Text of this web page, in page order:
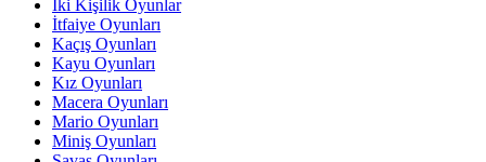
İki Kişilik Oyunlar
İtfaiye Oyunları
Kaçış Oyunları
Kayu Oyunları
Kız Oyunları
Macera Oyunları
Mario Oyunları
Miniş Oyunları